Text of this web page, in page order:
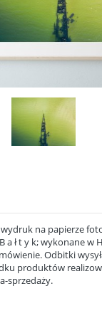
na papierze
a ł t y k; wykonane w
Odbitki
produktów
sprzedaży.